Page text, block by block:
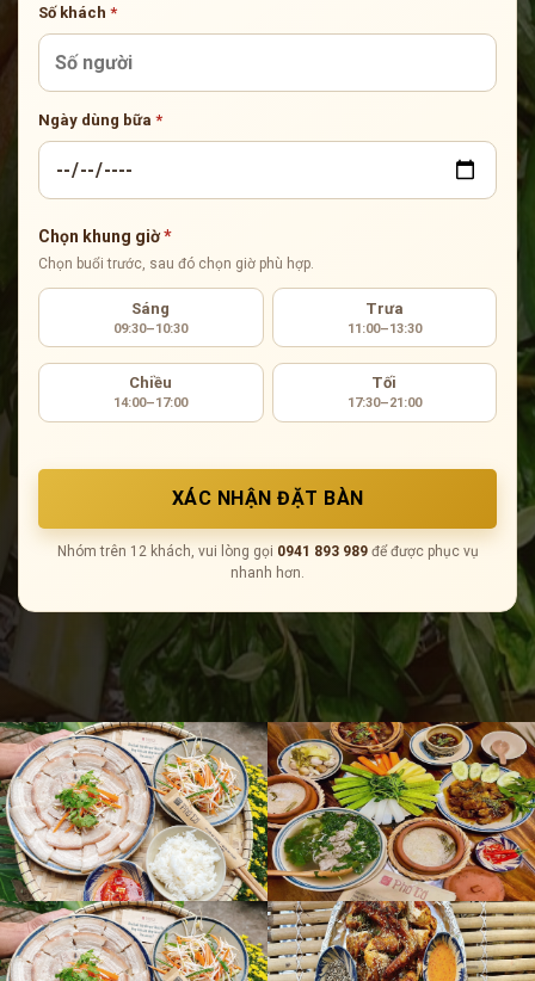
Số khách *
Ngày dùng bữa *
Chọn khung giờ*
Chọn buổi trước, sau đó chọn giờ phù hợp.
Sáng
09:30–10:30
Trưa
11:00–13:30
Chiều
14:00–17:00
Tối
17:30–21:00
Nhóm trên 12 khách, vui lòng gọi 0941 893 989để được phục vụ
nhanh hơn.